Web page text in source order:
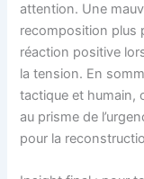
attention. Une
recomposition plus
réaction positive
la tension. En
tactique et humain,
au prisme de
pour la